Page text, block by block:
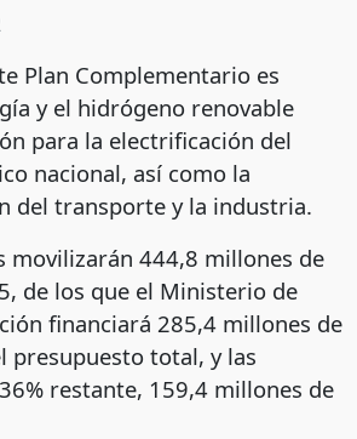
Plan Complementario es
y el hidrógeno renovable
para la electrificación del
nacional, así como la
del transporte y la industria.
movilizarán 444,8 millones de
de los que el Ministerio de
financiará 285,4 millones de
presupuesto total, y las
restante, 159,4 millones de